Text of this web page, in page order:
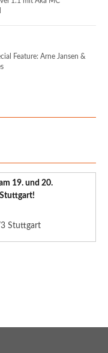
Feature: Arne Jansen &
19. und 20.
Stuttgart